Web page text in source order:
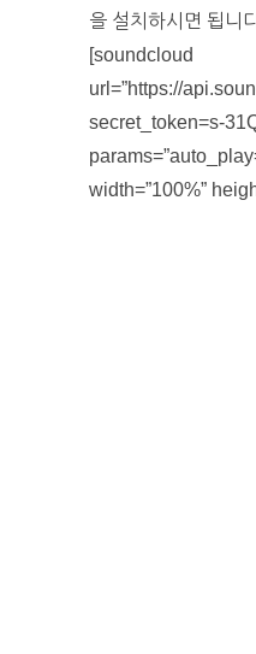
을 설치하시면 됩니
[soundcloud
url=”https://
secret_token=s-
width=”100%”